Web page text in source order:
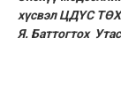
хүсвэлЦДҮС
Я. Баттогтох